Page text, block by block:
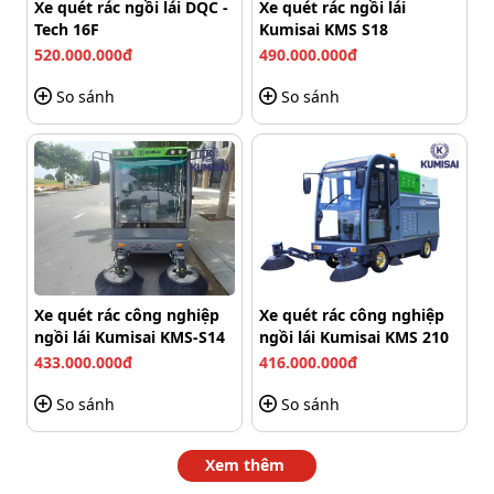
vận hành mạnh mẽ, quét sạch bụi bẩn và rác lớn mà vẫn
duy trì sự ổn định và êm ái. Thiết kế động cơ tiên tiến
Xe quét rác ngồi lái DQC -
Tech 16F
520.000.000đ
So sánh
Xe quét rác ngồi lái
Kumisai KMS S18
490.000.000đ
So sánh
Xe quét rác công nghiệp
ngồi lái Kumisai KMS-S14
433.000.000đ
So sánh
Xe quét rác công nghiệp
ngồi lái Kumisai KMS 210
416.000.000đ
So sánh
Xem thêm